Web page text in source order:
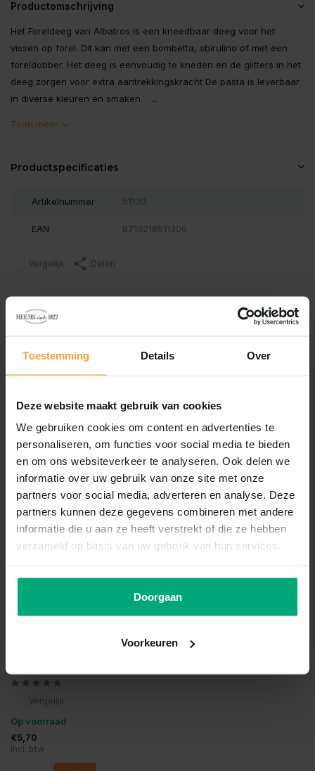
Toestemming Details Over
Deze website maakt gebruik van cookies
We gebruiken cookies om content en advertenties te
personaliseren, om functies voor social media te bieden
en om ons websiteverkeer te analyseren. Ook delen we
informatie over uw gebruik van onze site met onze
partners voor social media, adverteren en analyse. Deze
partners kunnen deze gegevens combineren met andere
informatie die u aan ze heeft verstrekt of die ze hebben
verzameld op basis van uw gebruik van hun services.
Doorgaan
Voorkeuren
Productomschrijving
Het Foreldeeg van Albatros is een kneedbaar deeg voor het
vissen op forel. Dit kan met een bombetta, sbirulino of met een
foreldobber. Het deeg is eenvoudig te kneden en de glitters in het
deeg zorgen voor extra aantrekkingskracht De pasta is leverbaar
in diverse kleuren en smaken. ...
Toon meer
Productspecificaties
Artikelnummer 51130
EAN 8713218511306
Vergelijk Delen
Reviews
Er zijn nog geen reviews geschreven over dit product..
Schrijf je eigen review
Recent bekeken
Vergelijk
Op voorraad
€5,70
Incl. btw